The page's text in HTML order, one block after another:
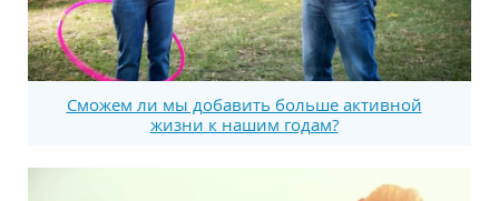
Сможем ли мы добавить больше активной
жизни к нашим годам?